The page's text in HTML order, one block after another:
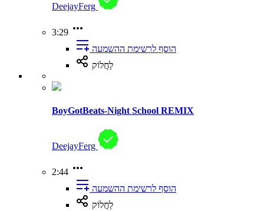
DeejayFerg
3:29
הוסף לרשימת ההשמעה
לַחֲלוֹק
BoyGotBeats-Night School REMIX
DeejayFerg
2:44
הוסף לרשימת ההשמעה
לַחֲלוֹק